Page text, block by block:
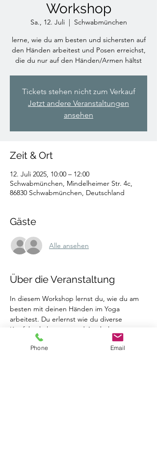
Workshop
Sa., 12. Juli
  |
Schwabmünchen
lerne, wie du am besten und sichersten auf
den Händen arbeitest und Posen erreichst,
die du nur auf den Händen/Armen hältst
Tickets stehen nicht zum Verkauf
Jetzt andere Veranstaltungen
ansehen
Zeit & Ort
12. Juli 2025, 10:00 – 12:00
Schwabmünchen, Mindelheimer Str. 4c,
86830 Schwabmünchen, Deutschland
Gäste
Alle ansehen
Über die Veranstaltung
In diesem Workshop lernst du, wie du am
besten mit deinen Händen im Yoga
arbeitest. Du erlernst wie du diverse
Kopfüberhaltungen und Armbalance-
Haltungen mit Hilfsmittel erreichen kannst,
bis du eventuelle keine Hilfsmittel dafür
Phone Email